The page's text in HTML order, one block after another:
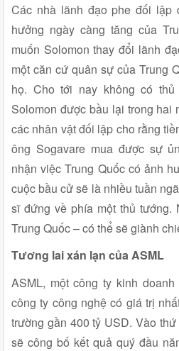
Các nhà lãnh đạo phe đối lập
hưởng ngày càng tăng của
muốn Solomon thay đổi lãnh
một căn cứ quân sự của Trung
họ. Cho tới nay không có
Solomon được bầu lại trong hai
các nhân vật đối lập cho rằng
ông Sogavare mua được sự
nhận việc Trung Quốc có ảnh
cuộc bầu cử sẽ là nhiều tuần
sĩ đứng về phía một thủ tướng.
Trung Quốc – có thể sẽ giành
Tương lai xán lạn của ASML
ASML, một công ty kinh
công ty công nghệ có giá trị
trường gần 400 tỷ USD. Vào
sẽ công bố kết quả quý đầu